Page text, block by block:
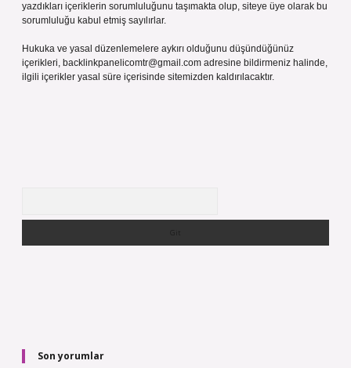
yazdıkları içeriklerin sorumluluğunu taşımakta olup, siteye üye olarak bu
sorumluluğu kabul etmiş sayılırlar.
Hukuka ve yasal düzenlemelere aykırı olduğunu düşündüğünüz
içerikleri, backlinkpanelicomtr@gmail.com adresine bildirmeniz halinde,
ilgili içerikler yasal süre içerisinde sitemizden kaldırılacaktır.
Son yorumlar